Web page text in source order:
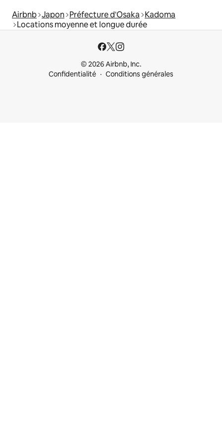
Airbnb Japon Préfecture d'Osaka Kadoma
Locations moyenne et longue durée
© 2026 Airbnb, Inc.
Confidentialité
Conditions générales